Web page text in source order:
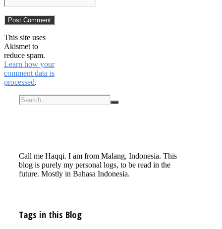
This site uses
Akismet to
reduce spam.
Learn how your
comment data is
processed.
Call me Haqqi. I am from Malang, Indonesia. This
blog is purely my personal logs, to be read in the
future. Mostly in Bahasa Indonesia.
Tags in this Blog